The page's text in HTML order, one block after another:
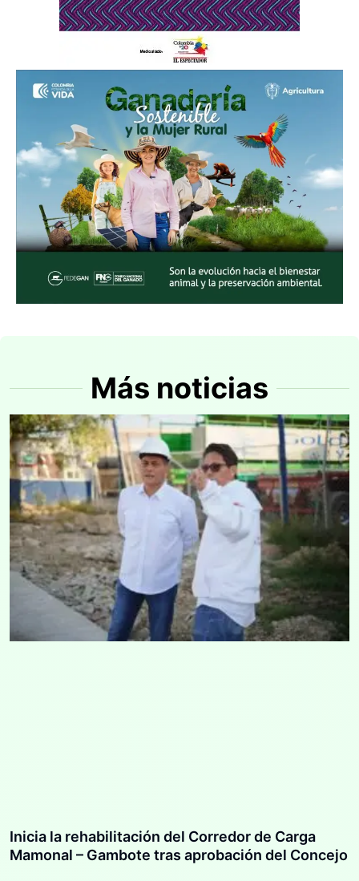
Más noticias
Inicia la rehabilitación del Corredor de Carga
Mamonal – Gambote tras aprobación del Concejo